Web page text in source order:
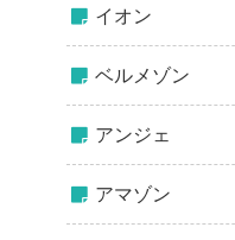
イオン
ベルメゾン
アンジェ
アマゾン